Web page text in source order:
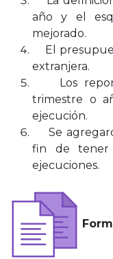
año y el
mejorado.
El
extranjera.
Los
trimestre o
ejecución.
Se
fin de tener
ejecuciones.